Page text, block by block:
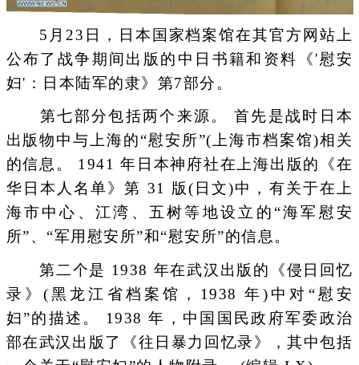
5月23日，日本国家档案馆在其官方网站上
公布了战争期间出版的中日书籍和资料《'慰安
妇'：日本陆军的隶》第7部分。
第七部分包括两个来源。 首先是战时日本
出版物中与上海的“慰安所”(上海市档案馆)相关
的信息。 1941 年日本神府社在上海出版的《在
华日本人名单》第 31 版(日文)中，有关于在上
海市中心、江湾、五树等地设立的“海军慰安
所”、“军用慰安所”和“慰安所”的信息。
第二个是 1938 年在武汉出版的《侵日回忆
录》(黑龙江省档案馆，1938 年)中对“慰安
妇”的描述。 1938 年，中国国民政府军委政治
部在武汉出版了《往日暴力回忆录》，其中包括